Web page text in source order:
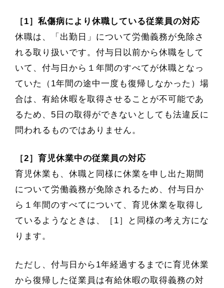
［1］私傷病により休職している従業員の対応
休職は、「出勤日」について労働義務が免除さ
れる取り扱いです。付与日以前から休職をして
いて、付与日から１年間のすべてが休職となっ
ていた（1年間の途中一度も復帰しなかった）場
合は、有給休暇を取得させることが不可能であ
るため、5日の取得ができないとしても法違反に
問われるものではありません。
［2］育児休業中の従業員の対応
育児休業も、休職と同様に休業を申し出た期間
について労働義務が免除されるため、付与日か
ら１年間のすべてについて、育児休業を取得し
ているようなときは、［1］と同様の考え方にな
ります。
ただし、付与日から1年経過するまでに育児休業
から復帰した従業員は有給休暇の取得義務の対